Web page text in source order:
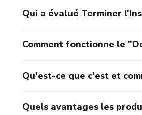
Qui a évalué Terminer
Comment fonctionne le
Qu'est-ce que c'est et
Quels avantages les